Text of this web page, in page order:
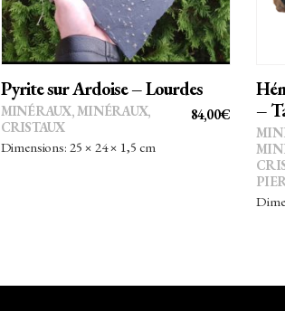
Pyrite sur Ardoise – Lourdes
84,00€
MINÉRAUX, MINÉRAUX,
CRISTAUX
Dimensions: 25 × 24 × 1,5 cm
–